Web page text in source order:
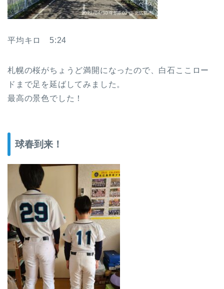
平均キロ 5:24
札幌の桜がちょうど満開になったので、白石ここロー
ドまで足を延ばしてみました。
最高の景色でした！
球春到来！